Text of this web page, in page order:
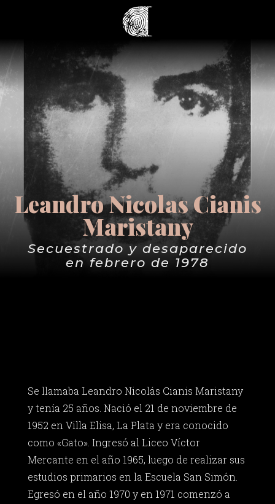
Leandro Nicolas Cianis
Maristany
Secuestrado y desaparecido
en febrero de 1978
Se llamaba Leandro Nicolás Cianis Maristany
y tenía 25 años. Nació el 21 de noviembre de
1952 en Villa Elisa, La Plata y era conocido
como «Gato». Ingresó al Liceo Víctor
Mercante en el año 1965, luego de realizar sus
estudios primarios en la Escuela San Simón.
Egresó en el año 1970 y en 1971 comenzó a